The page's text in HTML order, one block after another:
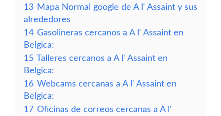
13 Mapa Normal google de A l' Assaint y sus
alrededores
14 Gasolineras cercanos a A l' Assaint en
Belgica:
15 Talleres cercanos a A l' Assaint en
Belgica:
16 Webcams cercanas a A l' Assaint en
Belgica:
17 Oficinas de correos cercanas a A l'